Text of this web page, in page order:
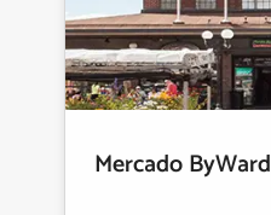
Mercado ByWard